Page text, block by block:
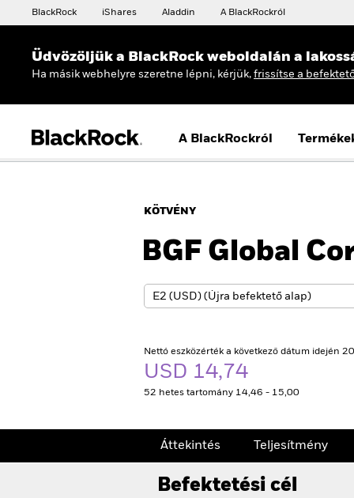
BlackRock iShares Aladdin A BlackRockról
Üdvözöljük a BlackRock weboldalán a
Ha másik webhelyre szeretne lépni, kérjük, frissítse a
A BlackRockról
KÖTVÉNY
BGF Global
Nettó eszközérték a következő dátum idején
USD 14,74
52 hetes tartomány 14,46 - 15,00
Áttekintés Teljesítmény
Befektetési cél